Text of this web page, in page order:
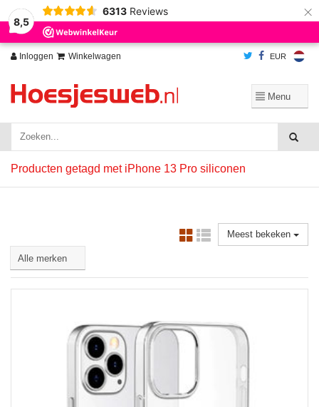
8,5
6313 Reviews ×
Inloggen Winkelwagen EUR
Producten getagd met iPhone 13 Pro siliconen
Meest bekeken
Wij slaan cookies op om onze website te verbeteren. Is dat akkoord?
Ja
Nee